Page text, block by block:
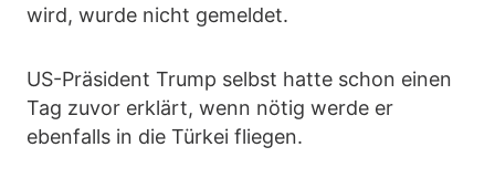
wird, wurde nicht gemeldet.
US-Präsident Trump selbst hatte schon einen
Tag zuvor erklärt, wenn nötig werde er
ebenfalls in die Türkei fliegen.